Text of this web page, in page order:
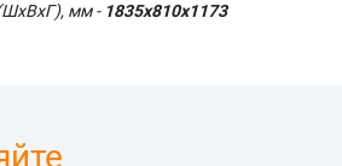
мм -1835х810х1173